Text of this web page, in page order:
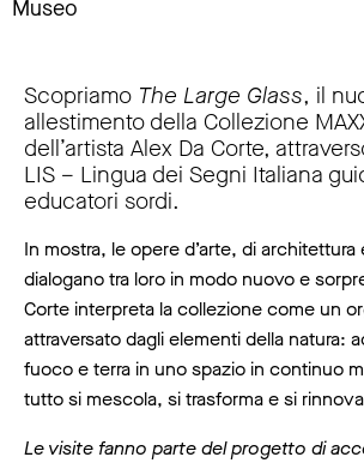
Museo
Scopriamo The Large Glass, il
allestimento della Collezione
dell’artista Alex Da Corte,
LIS – Lingua dei Segni Italiana
educatori sordi.
In mostra, le opere d’arte, di
dialogano tra loro in modo nuovo e
Corte interpreta la collezione come un
attraversato dagli elementi della natura:
fuoco e terra in uno spazio in continuo
tutto si mescola, si trasforma e si
Le visite fanno parte del progetto di